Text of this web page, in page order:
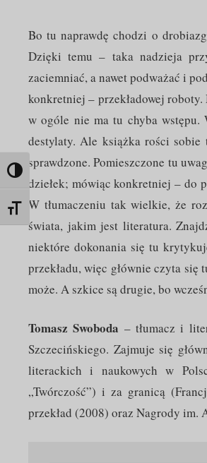
Toggle High Contrast
Toggle Font size
Bo tu naprawdę chodzi o
Dzięki temu – taka nadzieja
zaciemniać, a nawet podważać i
konkretniej – przekładowej
w ogóle nie ma tu chyba wstępu.
destylaty. Ale książka rości sobie
sprawdzone. Pomieszczone tu
dziełek; mówiąc konkretniej – do
W tłumaczeniu tak wielkie, że
świata, jakim jest literatura.
niektóre dokonania się tu
przekładu, więc głównie czyta
może. A szkice są drugie, bo
Tomasz Swoboda – tłumacz i
Szczecińskiego. Zajmuje się
literackich i naukowych w
„Twórczość”) i za granicą
przekład (2008) oraz Nagrody